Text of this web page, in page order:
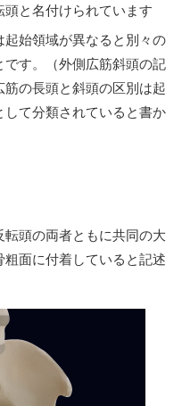
と名付けられています
起始領域が異なると別々の
す。（外側広筋斜頭の記
の長頭と斜頭の区別は起
て分類されていると書か
頭の両者ともに共同の大
面に付着していると記述